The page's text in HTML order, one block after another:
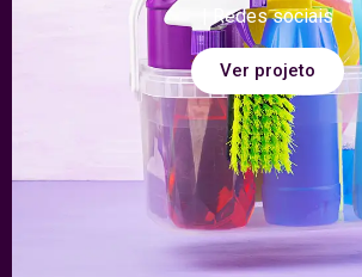
| Redes sociais
Ver projeto